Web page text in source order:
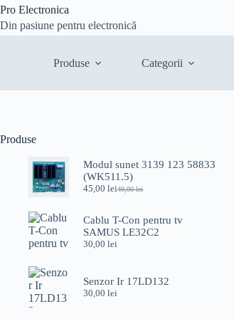
Sari
conținut
Pro Electronica
Din pasiune pentru electronică
Produse Categorii
Produse
Modul sunet 3139 123 58833
(WK511.5)
49,00lei
Prețul
a
fost:
49,00 lei.
45,00leiPrețul
este:
45,00 lei.
Cablu T-Con pentru tv
SAMUS LE32C2
30,00lei
Senzor Ir 17LD132
30,00lei